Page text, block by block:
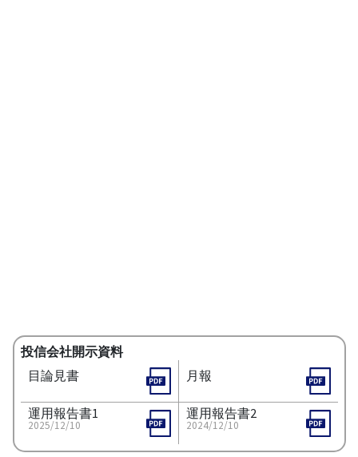
投信会社開示資料
目論見書
月報
運用報告書1
2025/12/10
運用報告書2
2024/12/10